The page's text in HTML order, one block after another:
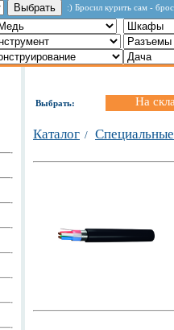
:) Бросил курить сам -
Выбрать: На
Каталог /